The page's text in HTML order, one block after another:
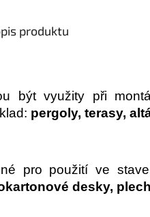
produktu
být využity při
pergoly, terasy,
pro použití ve
desky,